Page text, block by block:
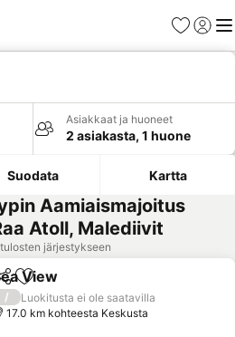
Suosikit
Asiakkaat ja huoneet
2 asiakasta, 1 huone
Suodata Kartta
Aamiaismajoitus
Atoll, Malediivit
järjestykseen
Lisää suosikkeihin
View
/
Luokitusta ei ole saatavilla
17.0 km kohteesta Keskusta